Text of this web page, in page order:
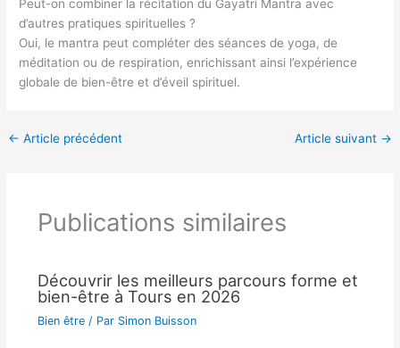
Peut-on combiner la récitation du Gayatri Mantra avec
d’autres pratiques spirituelles ?
Oui, le mantra peut compléter des séances de yoga, de
méditation ou de respiration, enrichissant ainsi l’expérience
globale de bien-être et d’éveil spirituel.
← Article précédent Article suivant →
Publications similaires
Découvrir les meilleurs parcours forme et
bien-être à Tours en 2026
Bien être/ Par Simon Buisson